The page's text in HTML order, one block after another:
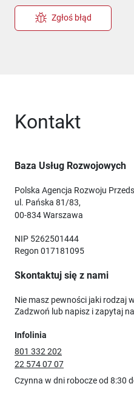
Zgłoś błąd
Kontakt
Baza Usług Rozwojowych
Polska Agencja Rozwoju
ul. Pańska 81/83,
00-834 Warszawa
NIP 5262501444
Regon 017181095
Skontaktuj się z nami
Nie masz pewności jaki rodzaj
Zadzwoń lub napisz i zapytaj
Infolinia
801 332 202
22 574 07 07
Czynna w dni robocze od 8:30